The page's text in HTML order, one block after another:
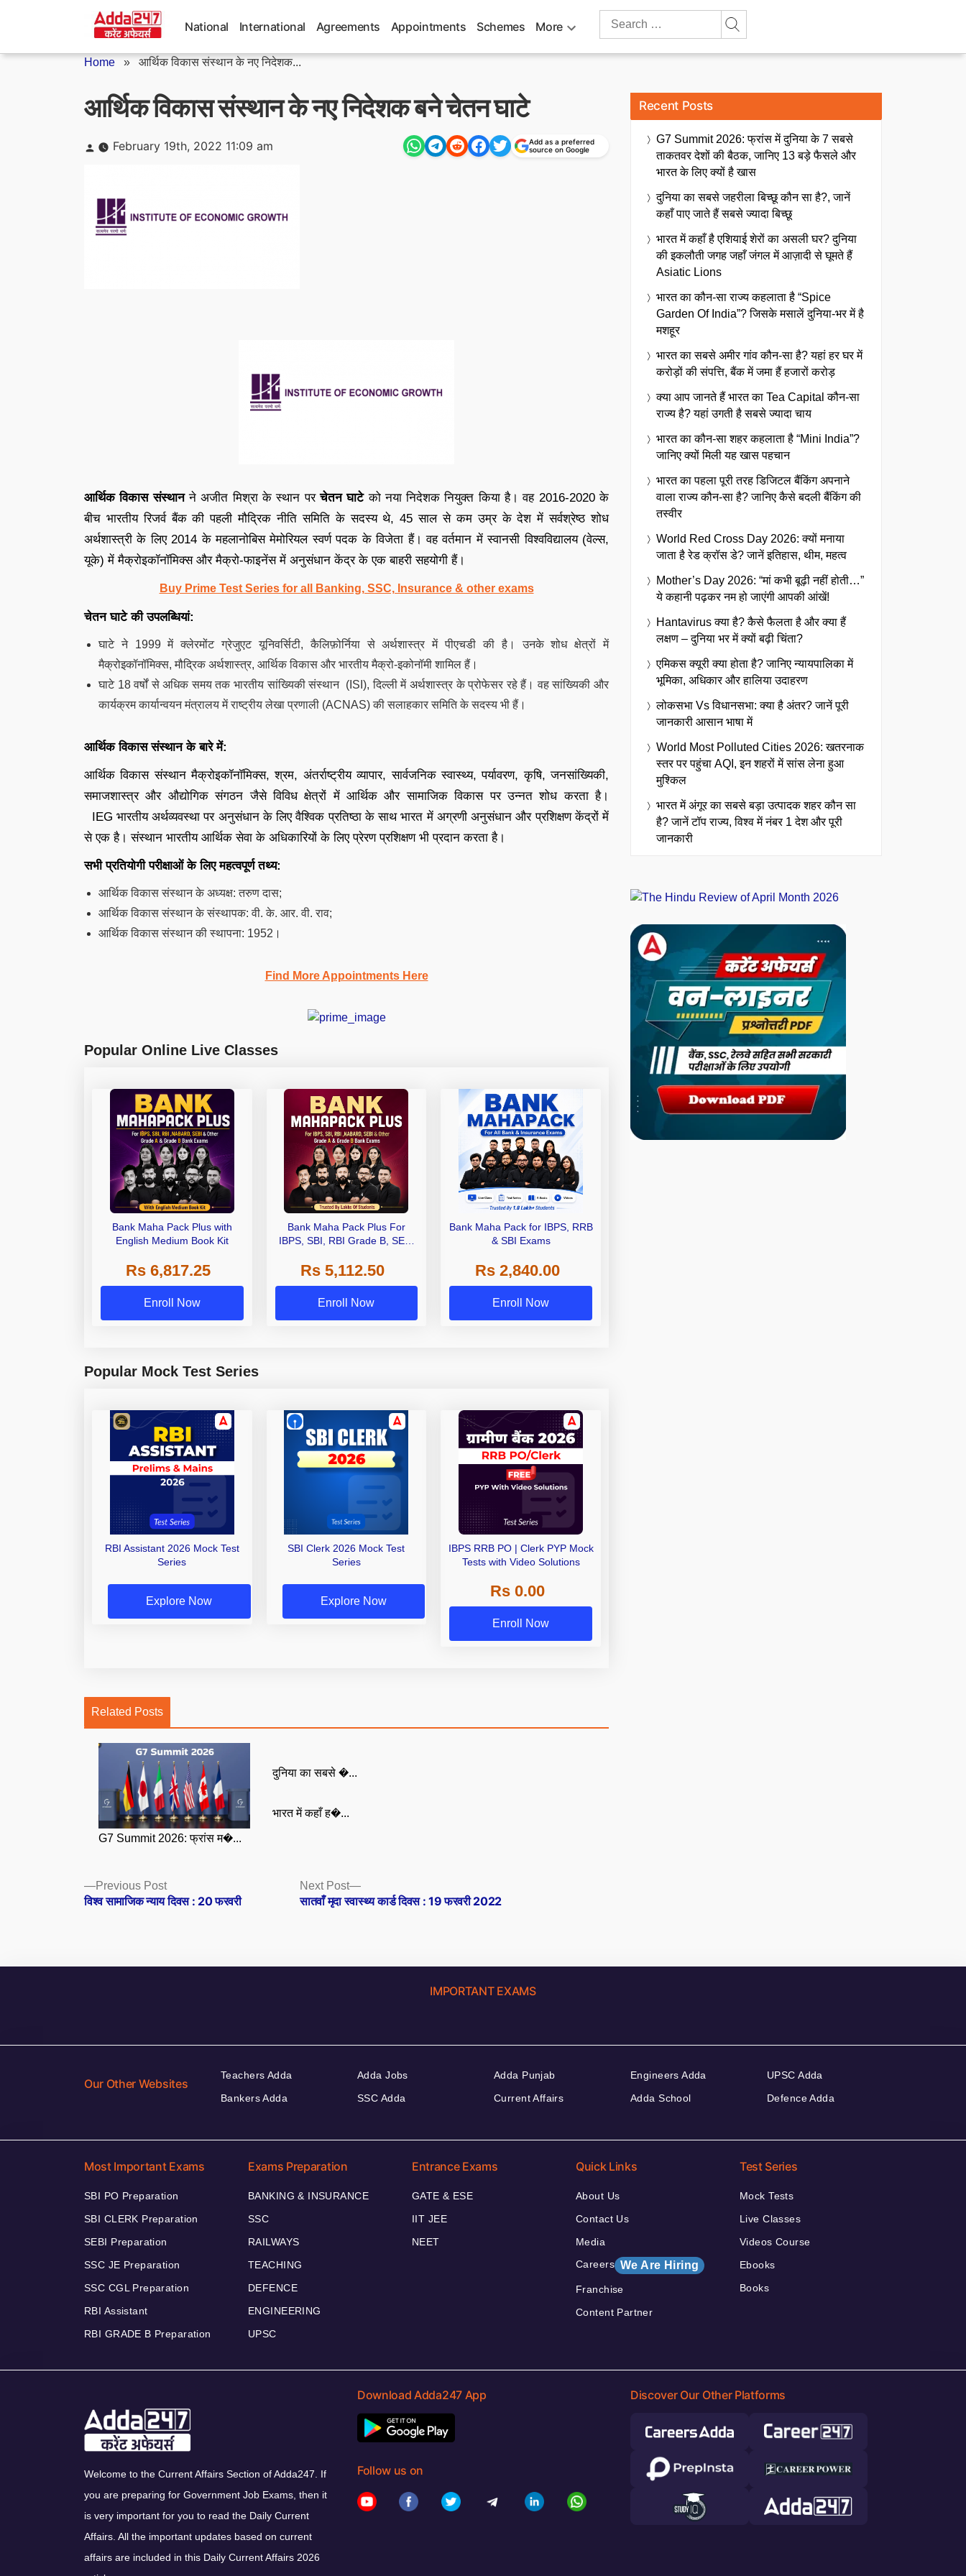
National International Agreements Appointments Schemes More
Search
Home » आर्थिक विकास संस्थान के नए निदेशक...
आर्थिक विकास संस्थान के नए निदेशक बने चेतन घाटे
Posted
by
February 19th, 2022 11:09 am
Add as a preferred
source on Google
आर्थिक विकास संस्थानने अजीत मिश्रा के स्थान परचेतन घाटेको नया निदेशक नियुक्त किया है। वह 2016-2020 के
बीच भारतीय रिजर्व बैंक की पहली मौद्रिक नीति समिति के सदस्य थे, 45 साल से कम उम्र के देश में सर्वश्रेष्ठ शोध
अर्थशास्त्री के लिए 2014 के महलानोबिस मेमोरियल स्वर्ण पदक के विजेता हैं। वह वर्तमान में स्वानसी विश्वविद्यालय (वेल्स,
यूके) में मैक्रोइकॉनॉमिक्स और मैक्रो-फाइनेंस में अनुसंधान केंद्र के एक बाहरी सहयोगी हैं।
Buy Prime Test Series for all Banking, SSC, Insurance & other exams
चेतन घाटे की उपलब्धियां:
घाटे ने 1999 में क्लेरमोंट ग्रेजुएट यूनिवर्सिटी, कैलिफ़ोर्निया से अर्थशास्त्र में पीएचडी की है। उनके शोध क्षेत्रों में
मैक्रोइकॉनॉमिक्स, मौद्रिक अर्थशास्त्र, आर्थिक विकास और भारतीय मैक्रो-इकोनॉमी शामिल हैं।
घाटे 18 वर्षों से अधिक समय तक भारतीय सांख्यिकी संस्थान (ISI), दिल्ली में अर्थशास्त्र के प्रोफेसर रहे हैं। वह सांख्यिकी और
कार्यक्रम कार्यान्वयन मंत्रालय में राष्ट्रीय लेखा प्रणाली (ACNAS) की सलाहकार समिति के सदस्य भी हैं।
आर्थिक विकास संस्थान के बारे में:
आर्थिक विकास संस्थान मैक्रोइकॉनॉमिक्स, श्रम, अंतर्राष्ट्रीय व्यापार, सार्वजनिक स्वास्थ्य, पर्यावरण, कृषि, जनसांख्यिकी,
समाजशास्त्र और औद्योगिक संगठन जैसे विविध क्षेत्रों में आर्थिक और सामाजिक विकास पर उन्नत शोध करता है।
IEG भारतीय अर्थव्यवस्था पर अनुसंधान के लिए वैश्विक प्रतिष्ठा के साथ भारत में अग्रणी अनुसंधान और प्रशिक्षण केंद्रों में
से एक है। संस्थान भारतीय आर्थिक सेवा के अधिकारियों के लिए प्रेरण प्रशिक्षण भी प्रदान करता है।
सभी प्रतियोगी परीक्षाओं के लिए महत्वपूर्ण तथ्य:
आर्थिक विकास संस्थान के अध्यक्ष: तरुण दास;
आर्थिक विकास संस्थान के संस्थापक: वी. के. आर. वी. राव;
आर्थिक विकास संस्थान की स्थापना: 1952।
Find More Appointments Here
Popular Online Live Classes
Bank Maha Pack Plus with
English Medium Book Kit
Rs 6,817.25
Enroll Now
Bank Maha Pack Plus For
IBPS, SBI, RBI Grade B, SEBI
Other Grade A & Grade B Bank
Exams
Rs 5,112.50
Enroll Now
Bank Maha Pack for IBPS, RRB
& SBI Exams
Rs 2,840.00
Enroll Now
Popular Mock Test Series
RBI Assistant 2026 Mock Test
Series
Explore Now
SBI Clerk 2026 Mock Test
Series
Explore Now
IBPS RRB PO | Clerk PYP Mock
Tests with Video Solutions
Rs 0.00
Enroll Now
Related Posts
G7 Summit 2026: फ्रांस म�...
दुनिया का सबसे �...
भारत में कहाँ ह�...
Posts
navigation
Previous PostPrevious
post:
विश्व सामाजिक न्याय दिवस : 20 फरवरी
Next Post
Next
post:
सातवाँ मृदा स्वास्थ्य कार्ड दिवस : 19 फरवरी 2022
Recent Posts
G7 Summit 2026: फ्रांस में दुनिया के 7 सबसे
ताकतवर देशों की बैठक, जानिए 13 बड़े फैसले और
भारत के लिए क्यों है खास
दुनिया का सबसे जहरीला बिच्छू कौन सा है?, जानें
कहाँ पाए जाते हैं सबसे ज्यादा बिच्छू
भारत में कहाँ है एशियाई शेरों का असली घर? दुनिया
की इकलौती जगह जहाँ जंगल में आज़ादी से घूमते हैं
Asiatic Lions
भारत का कौन-सा राज्य कहलाता है “Spice
Garden Of India”? जिसके मसालें दुनिया-भर में है
मशहूर
भारत का सबसे अमीर गांव कौन-सा है? यहां हर घर में
करोड़ों की संपत्ति, बैंक में जमा हैं हजारों करोड़
क्या आप जानते हैं भारत का Tea Capital कौन-सा
राज्य है? यहां उगती है सबसे ज्यादा चाय
भारत का कौन-सा शहर कहलाता है “Mini India”?
जानिए क्यों मिली यह खास पहचान
भारत का पहला पूरी तरह डिजिटल बैंकिंग अपनाने
वाला राज्य कौन-सा है? जानिए कैसे बदली बैंकिंग की
तस्वीर
World Red Cross Day 2026: क्यों मनाया
जाता है रेड क्रॉस डे? जानें इतिहास, थीम, महत्व
Mother’s Day 2026: “मां कभी बूढ़ी नहीं होती…”
ये कहानी पढ़कर नम हो जाएंगी आपकी आंखें!
Hantavirus क्या है? कैसे फैलता है और क्या हैं
लक्षण – दुनिया भर में क्यों बढ़ी चिंता?
एमिकस क्यूरी क्या होता है? जानिए न्यायपालिका में
भूमिका, अधिकार और हालिया उदाहरण
लोकसभा Vs विधानसभा: क्या है अंतर? जानें पूरी
जानकारी आसान भाषा में
World Most Polluted Cities 2026: खतरनाक
स्तर पर पहुंचा AQI, इन शहरों में सांस लेना हुआ
मुश्किल
भारत में अंगूर का सबसे बड़ा उत्पादक शहर कौन सा
है? जानें टॉप राज्य, विश्व में नंबर 1 देश और पूरी
जानकारी
IMPORTANT EXAMS
Our Other Websites
Teachers Adda
Bankers Adda
Adda Jobs
SSC Adda
Adda Punjab
Current Affairs
Engineers Adda
Adda School
UPSC Adda
Defence Adda
Most Important Exams
SBI PO Preparation
SBI CLERK Preparation
SEBI Preparation
SSC JE Preparation
SSC CGL Preparation
RBI Assistant
RBI GRADE B Preparation
Exams Preparation
BANKING & INSURANCE
SSC
RAILWAYS
TEACHING
DEFENCE
ENGINEERING
UPSC
Entrance Exams
GATE & ESE
IIT JEE
NEET
Quick Links
About Us
Contact Us
Media
Careers We Are Hiring
Franchise
Content Partner
Test Series
Mock Tests
Live Classes
Videos Course
Ebooks
Books
Welcome to the Current Affairs Section of Adda247. If
you are preparing for Government Job Exams, then it
is very important for you to read the Daily Current
Affairs. All the important updates based on current
affairs are included in this Daily Current Affairs 2026
Download Adda247 App
Follow us on
Discover Our Other Platforms